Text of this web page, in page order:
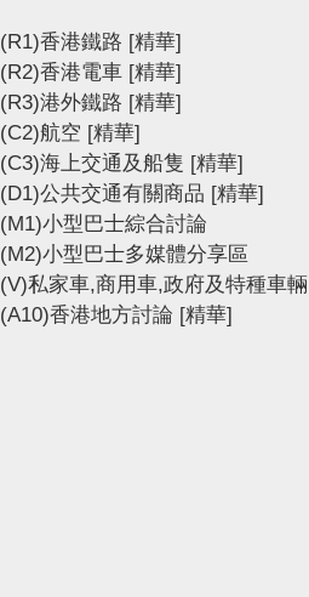
(R1)香港鐵路 [精華]
(R2)香港電車 [精華]
(R3)港外鐵路 [精華]
(C2)航空 [精華]
(C3)海上交通及船隻 [精華]
(D1)公共交通有關商品 [精華]
(M1)小型巴士綜合討論
(M2)小型巴士多媒體分享區
(V)私家車,商用車,政府及特種車輛
(A10)香港地方討論 [精華]